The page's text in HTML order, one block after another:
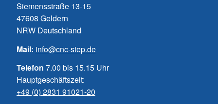
Siemensstraße 13-15
47608 Geldern
NRW Deutschland
Mail: info@cnc-step.de
Telefon 7.00 bis 15.15 Uhr
Hauptgeschäftszeit:
+49 (0) 2831 91021-20